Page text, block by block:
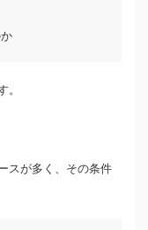
。
スが多く、その条件